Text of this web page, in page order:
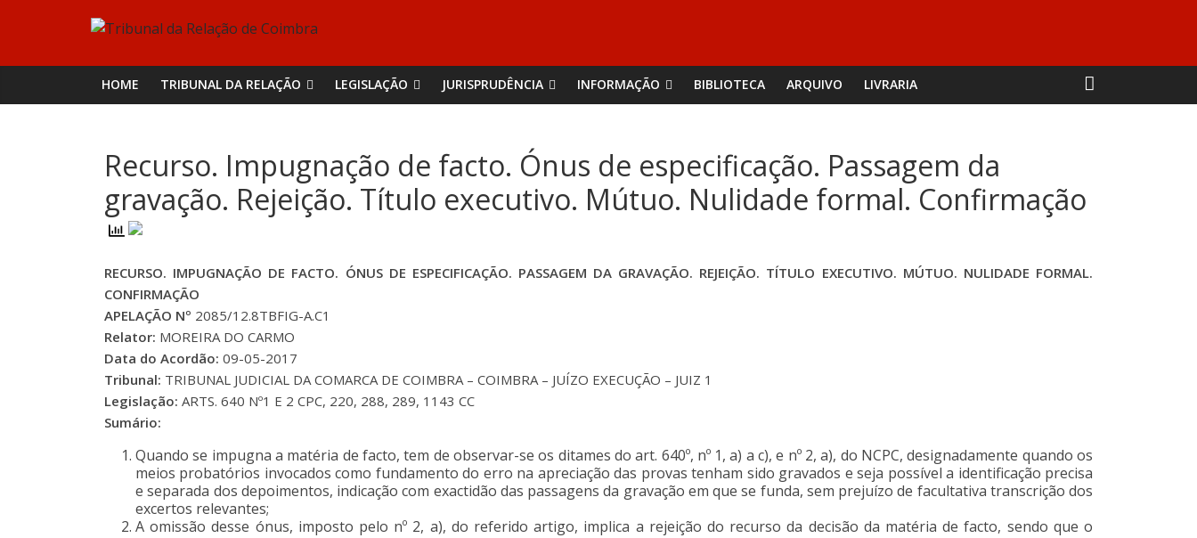
Tribunal
da
de
Coimbra
HOME TRIBUNAL DA RELAÇÃO LEGISLAÇÃO JURISPRUDÊNCIA INFORMAÇÃO BIBLIOTECA ARQUIVO LIVRARIA
Recurso. Impugnação de facto. Ónus de especificação. Passagem da
gravação. Rejeição. Título executivo. Mútuo. Nulidade formal. Confirmação
RECURSO. IMPUGNAÇÃO DE FACTO. ÓNUS DE ESPECIFICAÇÃO. PASSAGEM DA GRAVAÇÃO. REJEIÇÃO. TÍTULO EXECUTIVO. MÚTUO. NULIDADE FORMAL.
CONFIRMAÇÃO
APELAÇÃO Nº 2085/12.8TBFIG-A.C1
Relator: MOREIRA DO CARMO
Data do Acordão: 09-05-2017
Tribunal: TRIBUNAL JUDICIAL DA COMARCA DE COIMBRA – COIMBRA – JUÍZO EXECUÇÃO – JUIZ 1
Legislação: ARTS. 640 Nº1 E 2 CPC, 220, 288, 289, 1143 CC
Sumário:
Quando se impugna a matéria de facto, tem de observar-se os ditames do art. 640º, nº 1, a) a c), e nº 2, a), do NCPC, designadamente quando os
meios probatórios invocados como fundamento do erro na apreciação das provas tenham sido gravados e seja possível a identificação precisa
e separada dos depoimentos, indicação com exactidão das passagens da gravação em que se funda, sem prejuízo de facultativa transcrição dos
excertos relevantes;
A omissão desse ónus, imposto pelo nº 2, a), do referido artigo, implica a rejeição do recurso da decisão da matéria de facto, sendo que o